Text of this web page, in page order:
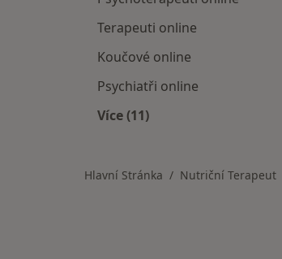
Terapeuti online
Koučové online
Psychiatři online
Více (11)
Hlavní Stránka Nutriční Terapeut